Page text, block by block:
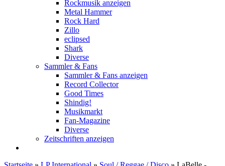
Rockmusik anzeigen
Metal Hammer
Rock Hard
Zillo
eclipsed
Shark
Diverse
Sammler & Fans
Sammler & Fans anzeigen
Record Collector
Good Times
Shindig!
Musikmarkt
Fan-Magazine
Diverse
Zeitschriften anzeigen